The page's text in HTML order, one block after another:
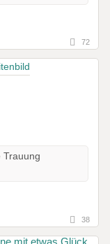
72
Trauung
38